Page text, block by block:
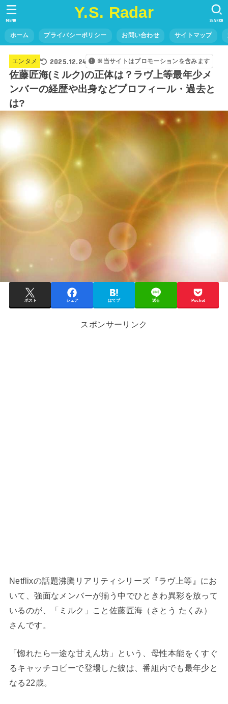
Y.S. Radar
ホーム プライバシーポリシー お問い合わせ サイトマップ
SEARCH
MENU
エンタメ 2025.12.24 ※当サイトはプロモーションを含みます
佐藤匠海(ミルク)の正体は？ラヴ上等最年少メ
ンバーの経歴や出身などプロフィール・過去と
は?
ポスト シェア はてブ 送る Pocket
スポンサーリンク
Netflixの話題沸騰リアリティシリーズ『ラヴ上等』にお
いて、強面なメンバーが揃う中でひときわ異彩を放って
いるのが、「ミルク」こと佐藤匠海（さとう たくみ）
さんです。
「惚れたら一途な甘えん坊」という、母性本能をくすぐ
るキャッチコピーで登場した彼は、番組内でも最年少と
なる22歳。